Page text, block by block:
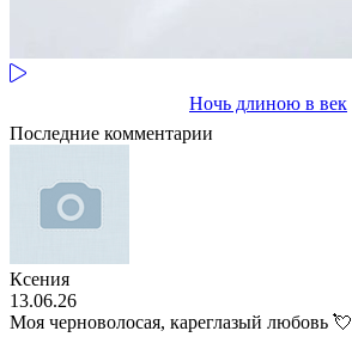
Ночь длиною в век
Последние комментарии
Ксения
13.06.26
Моя черноволосая, кареглазый любовь 💘